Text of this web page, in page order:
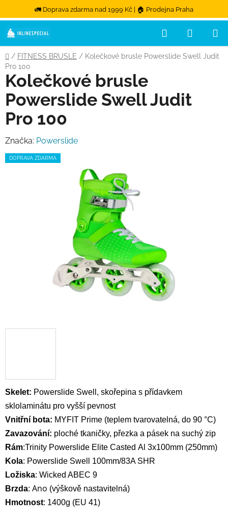
🚛 Doprava zdarma nad 1999 Kč | 🏠 Prodejna Praha
Přejít na obsah
Hledat
Domů
/ FITNESS BRUSLE / Kolečkové brusle Powerslide Swell Judit
Pro 100
Skelet: Powerslide Swell, skořepina s přídavkem
sklolaminátu pro vyšší pevnost
Vnitřní bota: MYFIT Prime (teplem tvarovatelná, do 90 °C)
Zavazování: ploché tkaničky, přezka a pásek na suchý zip
Rám:Trinity Powerslide Elite Casted Al 3x100mm (250mm)
Kola: Powerslide Swell 100mm/83A SHR
Ložiska: Wicked ABEC 9
Brzda: Ano (výškově nastavitelná)
Hmotnost: 1400g (EU 41)
Kolečkové brusle
Powerslide Swell Judit
Pro 100
Značka: Powerslide
DOPRAVA ZDARMA